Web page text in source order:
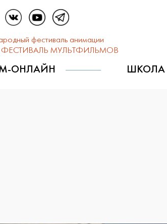
фестиваль анимации
МУЛЬТФИЛЬМОВ
ОНЛАЙН ШКОЛА